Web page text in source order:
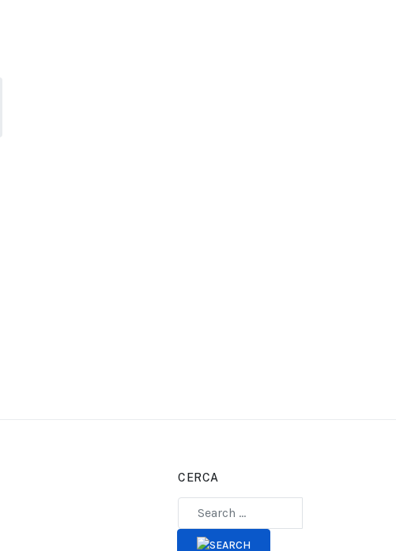
CERCA